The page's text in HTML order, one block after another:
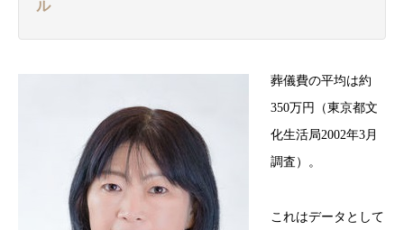
ル
葬儀費の平均は約
350万円（東京都文
化生活局2002年3月
調査）。
これはデータとして